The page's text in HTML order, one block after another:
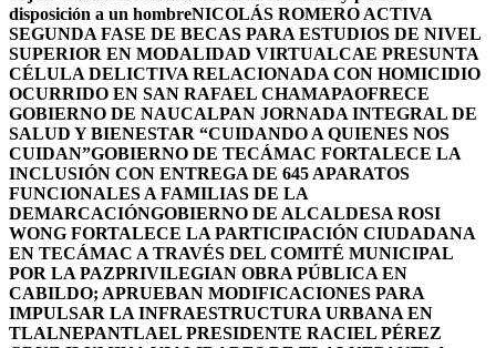
disposición a un hombreNICOLÁS ROMERO ACTIVA
SEGUNDA FASE DE BECAS PARA ESTUDIOS DE NIVEL
SUPERIOR EN MODALIDAD VIRTUALCAE PRESUNTA
CÉLULA DELICTIVA RELACIONADA CON HOMICIDIO
OCURRIDO EN SAN RAFAEL CHAMAPAOFRECE
GOBIERNO DE NAUCALPAN JORNADA INTEGRAL DE
SALUD Y BIENESTAR “CUIDANDO A QUIENES NOS
CUIDAN”GOBIERNO DE TECÁMAC FORTALECE LA
INCLUSIÓN CON ENTREGA DE 645 APARATOS
FUNCIONALES A FAMILIAS DE LA
DEMARCACIÓNGOBIERNO DE ALCALDESA ROSI
WONG FORTALECE LA PARTICIPACIÓN CIUDADANA
EN TECÁMAC A TRAVÉS DEL COMITÉ MUNICIPAL
POR LA PAZPRIVILEGIAN OBRA PÚBLICA EN
CABILDO; APRUEBAN MODIFICACIONES PARA
IMPULSAR LA INFRAESTRUCTURA URBANA EN
TLALNEPANTLAEL PRESIDENTE RACIEL PÉREZ